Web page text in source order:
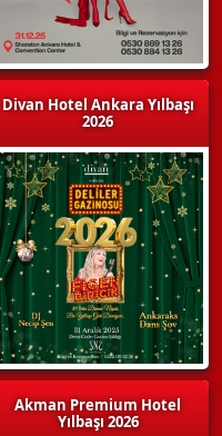
Divan Hotel Ankara Yılbaşı
2026
Akman Premium Hotel
Yılbaşı 2026